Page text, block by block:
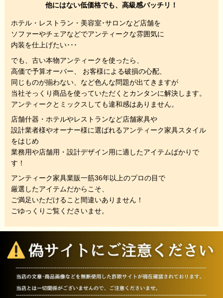
他にはない低価格でも、高級感バッチリ！
ホテル・レストラン・美容室･サロンなど店舗を
ソファーやチェアなどでアンティークな雰囲気に
内装を仕上げたい･･･
でも、 古い本物アンティークを使ったら、
高価で予算オーバー、 お客様による破損の心配、
同じものが揃わない、 など色んな問題が出てきますが
当社そっくり商品を使っていただくと カンタンに解決します。
アンティークとミックスしても違和感はありません。
店舗什器・ホテルやレストランなど店舗家具や
設計業者様やオーナー様に選ばれるアンティーク家具スタイル
をはじめ
業務用や店舗用・設計デザイン用に適したアイテムばかりで
す！
アンティーク家具業販一筋36年以上のプロの目で
厳選したアイテムだからこそ、
ご満足いただけること間違いありません！
ごゆっくりご覧くださいませ。